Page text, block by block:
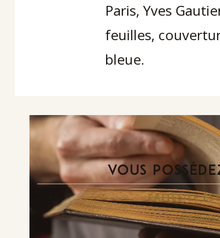
Paris, Yves
feuilles,
bleue.
VOUS
FAITES-LE